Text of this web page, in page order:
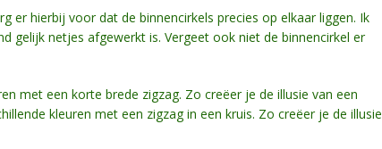
er hierbij voor dat de binnencirkels precies op elkaar liggen. Ik
gelijk netjes afgewerkt is. Vergeet ook niet de binnencirkel er
met een korte brede zigzag. Zo creëer je de illusie van een
kleuren met een zigzag in een kruis. Zo creëer je de illusie